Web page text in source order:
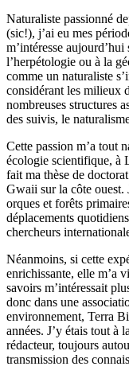
Naturaliste passionné
(sic!), j’ai eu mes
m’intéresse
l’herpétologie ou à la
comme un naturaliste
considérant les milieux
nombreuses structures
des suivis, le
Cette passion m’a tout
écologie scientifique, à
fait ma thèse de
Gwaii sur la côte ouest.
orques et forêts
déplacements
chercheurs
Néanmoins, si cette
enrichissante, elle m’a
savoirs m’intéressait
donc dans une
environnement, Terra
années. J’y étais tout à
rédacteur, toujours
transmission des